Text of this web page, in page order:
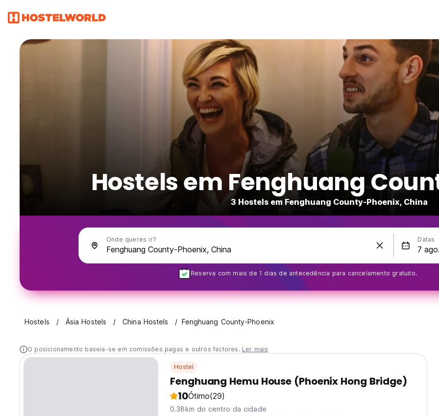
Hostels em Fenghuang
3 Hostels em Fenghuang County-Phoenix, China
Onde queres ir? Datas
Reserva com mais de 1 dias de antecedência para cancelamento gratuito.
Hostels Ásia Hostels China Hostels Fenghuang County-Phoenix
O posicionamento baseia-se em comissões pagas e outros factores. Ler mais
Hostel
Fenghuang Hemu House (Phoenix Hong Bridge)
10Ótimo(29)
0.38km do centro da cidade